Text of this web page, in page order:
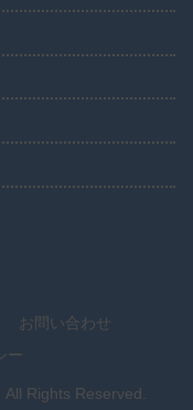
お問い合わせ
ー
Rights Reserved.